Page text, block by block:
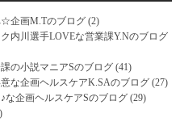
☆企画M.Tのブログ (2)
内川選手LOVEな営業課Y.Nのブログ
の小説マニアSのブログ (41)
な企画ヘルスケアK.SAのブログ (27)
な企画ヘルスケアSのブログ (29)